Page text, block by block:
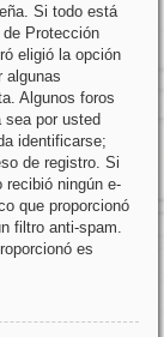
Si todo está
Protección
eligió la opción
algunas
Algunos foros
por usted
identificarse;
de registro. Si
ningún e-
que proporcionó
filtro anti-spam.
es